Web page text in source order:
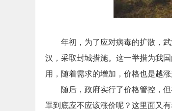
年初，为了应对病毒的扩散，
汉，采取封城措施。这一举措为我
用，随着需求的增加，价格也是越涨
随后，政府实行了价格管控，
罩到底应不应该涨价呢？这里面又